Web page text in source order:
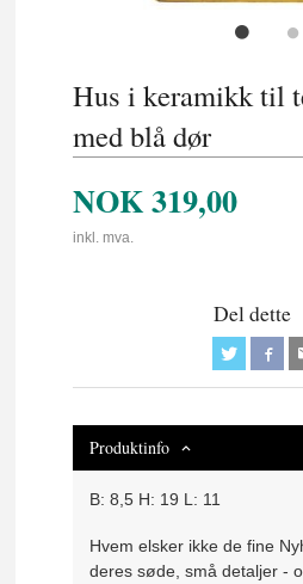
Hus i keramikk til
med blå dør
NOK319,00
inkl. mva.
Del dette
Produktinfo
B: 8,5 H: 19 L: 11
Hvem elsker ikke de fine
deres søde, små detaljer -